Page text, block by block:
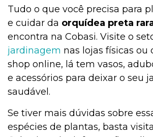
Tudo o que você precisa para
e cuidar da orquídea preta
encontra na Cobasi. Visite o
jardinagem nas lojas físicas
shop online, lá tem vasos,
e acessórios para deixar o seu
saudável.
Se tiver mais dúvidas sobre
espécies de plantas, basta